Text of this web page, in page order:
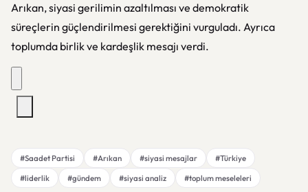
Arıkan, siyasi gerilimin azaltılması ve demokratik
süreçlerin güçlendirilmesi gerektiğini vurguladı. Ayrıca
toplumda birlik ve kardeşlik mesajı verdi.
#Saadet Partisi #Arıkan #siyasi mesajlar
#Türkiye
#liderlik
#gündem #siyasi analiz #toplum meseleleri